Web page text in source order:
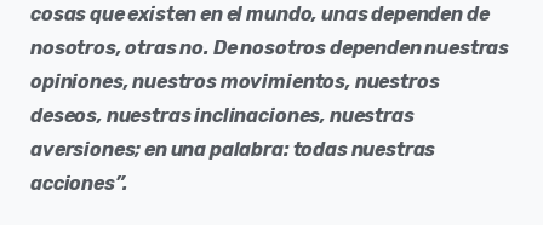
cosas que existen en el mundo, unas dependen de
nosotros, otras no. De nosotros dependen nuestras
opiniones, nuestros movimientos, nuestros
deseos, nuestras inclinaciones, nuestras
aversiones; en una palabra: todas nuestras
acciones”.